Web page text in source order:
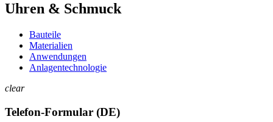
Uhren & Schmuck
Bauteile
Materialien
Anwendungen
Anlagentechnologie
clear
Telefon-Formular (DE)